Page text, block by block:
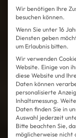
Wir benötigen Ihre
besuchen können.
Wenn Sie unter 16
Diensten geben
um Erlaubnis bitten.
Wir verwenden
Website. Einige von
diese Website und
Daten können
personalisierte
Inhaltsmessung.
Daten finden Sie in
Auswahl jederzeit
Bitte beachten Sie,
möglicherweise nicht